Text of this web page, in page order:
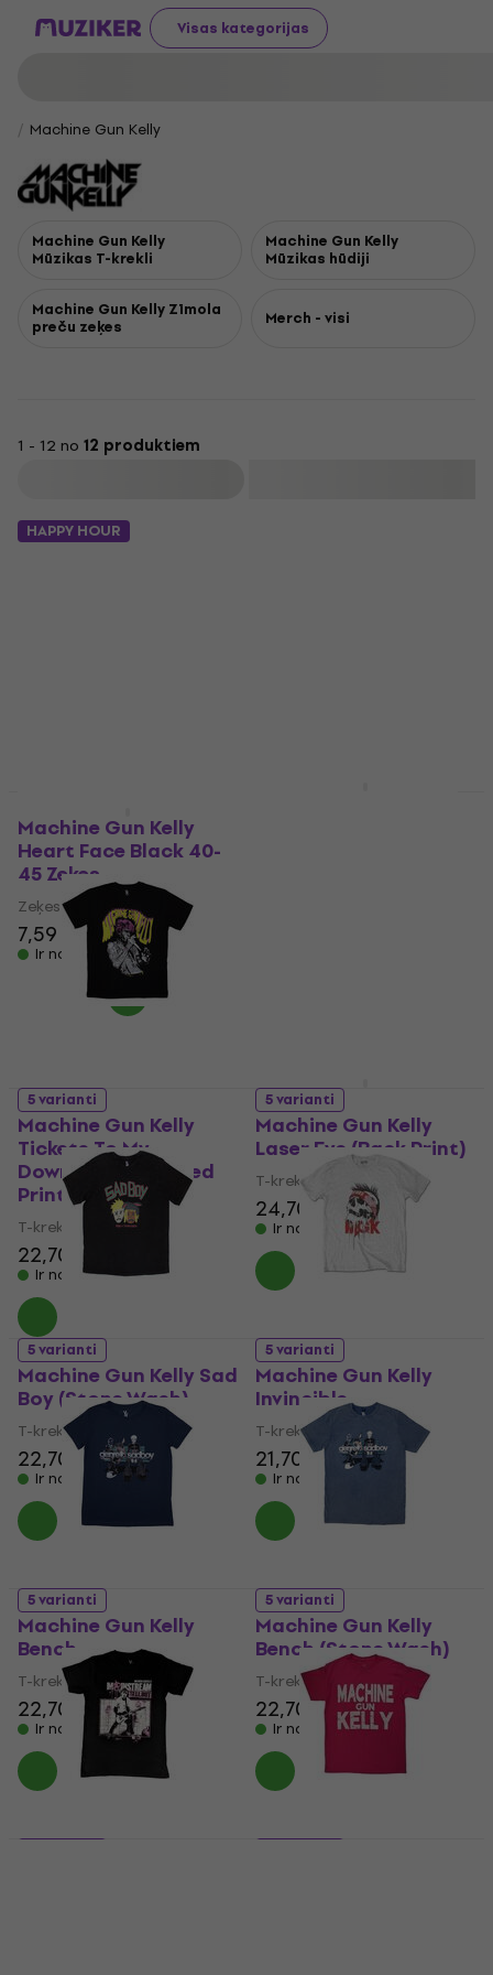
Visas kategorijas
Machine Gun Kelly
Machine Gun Kelly
Mūzikas T-krekli
Machine Gun Kelly
Mūzikas hūdiji
Machine Gun Kelly Zīmola
preču zeķes Merch - visi
1 - 12 no 12 produktiem
HAPPY HOUR
Machine Gun Kelly
Heart Face Black 40-
45 Zeķes
Zeķes
7,59 €
Ir noliktavā
5 varianti
Machine Gun Kelly
Tickets To My
Downfall (Oversized
Print)
T-krekls
22,70 €
Ir noliktavā
5 varianti
Machine Gun Kelly
Laser Eye (Back Print)
T-krekls
24,70 €
Ir noliktavā
5 varianti
Machine Gun Kelly Sad
Boy (Stone Wash)
T-krekls
22,70 €
Ir noliktavā
5 varianti
Machine Gun Kelly
Invincible
T-krekls
21,70 €
Ir noliktavā
5 varianti
Machine Gun Kelly
Bench
T-krekls
22,70 €
Ir noliktavā
5 varianti
Machine Gun Kelly
Bench (Stone Wash)
T-krekls
22,70 €
Ir noliktavā